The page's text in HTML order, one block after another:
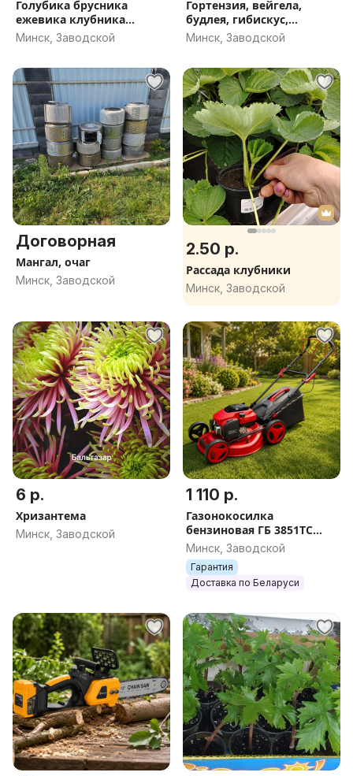
Голубика брусника
ежевика клубника
малина
Минск, Заводской
Гортензия, вейгела,
будлея, гибискус,
актинидия
Минск, Заводской
Договорная
Мангал, очаг
Минск, Заводской
2.50 р.
Рассада клубники
Минск, Заводской
6 р.
Хризантема
Минск, Заводской
1 110 р.
Газонокосилка
бензиновая ГБ 3851ТС
(самоходная) ELITECH
Минск, Заводской
Гарантия
Доставка по Беларуси